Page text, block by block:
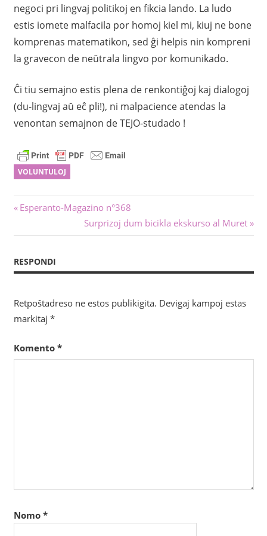
negoci pri lingvaj politikoj en fikcia lando. La ludo
estis iomete malfacila por homoj kiel mi, kiuj ne bone
komprenas matematikon, sed ĝi helpis nin kompreni
la gravecon de neŭtrala lingvo por komunikado.
Ĉi tiu semajno estis plena de renkontiĝoj kaj dialogoj
(du-lingvaj aŭ eĉ pli!), ni malpacience atendas la
venontan semajnon de TEJO-studado !
VOLUNTULOJ
Navigado
tra
afiŝoj
Antaŭa
Esperanto-Magazino n°368
Sekva
afiŝo:
Surprizoj dum bicikla ekskurso al Muret
RESPONDI
Retpoŝtadreso ne estos publikigita. Devigaj kampoj estas
markitaj *
Komento *
Nomo *